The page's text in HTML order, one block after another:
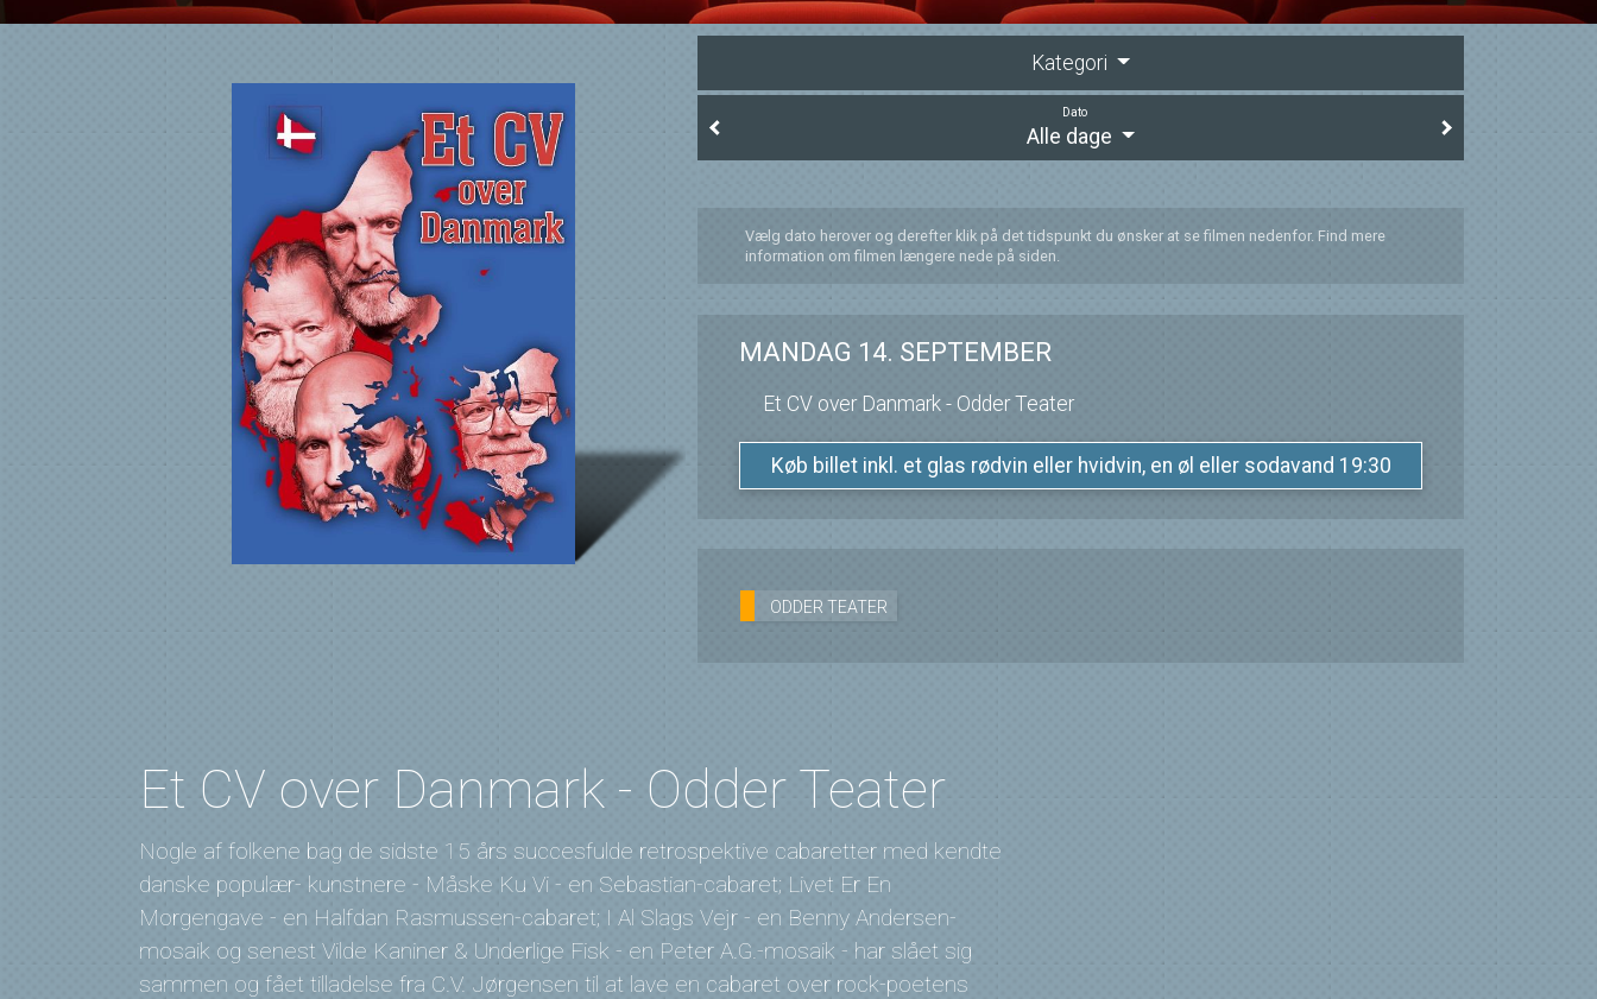
Kategori
Dato
Alle dage
Vælg dato herover og derefter klik på det tidspunkt du ønsker at se filmen nedenfor. Find mere
information om filmen længere nede på siden.
MANDAG 14. SEPTEMBER
Et CV over Danmark - Odder Teater
Køb billet inkl. et glas rødvin eller hvidvin, en øl eller sodavand 19:30
ODDER TEATER
Et CV over Danmark - Odder Teater
Nogle af folkene bag de sidste 15 års succesfulde retrospektive cabaretter med kendte
danske populær- kunstnere - Måske Ku Vi - en Sebastian-cabaret; Livet Er En
Morgengave - en Halfdan Rasmussen-cabaret; I Al Slags Vejr - en Benny Andersen-
mosaik og senest Vilde Kaniner & Underlige Fisk - en Peter A.G.-mosaik - har slået sig
sammen og fået tilladelse fra C.V. Jørgensen til at lave en cabaret over rock-poetens